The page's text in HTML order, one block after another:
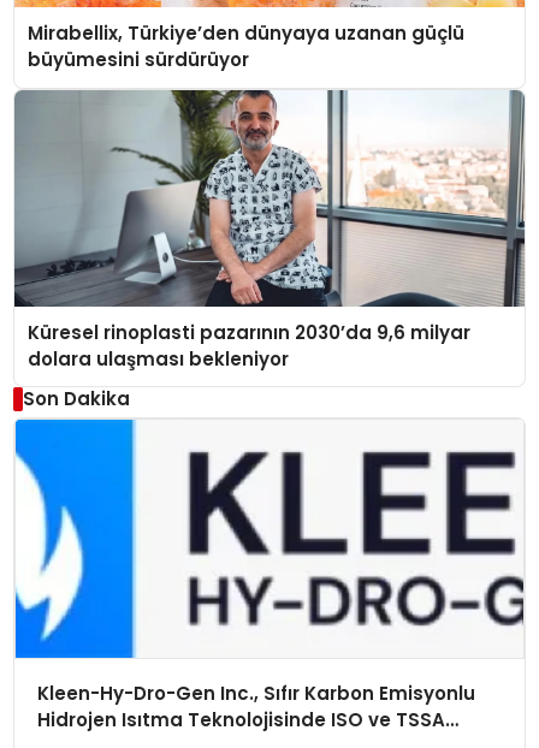
Mirabellix, Türkiye’den dünyaya uzanan güçlü
büyümesini sürdürüyor
Küresel rinoplasti pazarının 2030’da 9,6 milyar
dolara ulaşması bekleniyor
Son Dakika
Kleen-Hy-Dro-Gen Inc., Sıfır Karbon Emisyonlu
Hidrojen Isıtma Teknolojisinde ISO ve TSSA